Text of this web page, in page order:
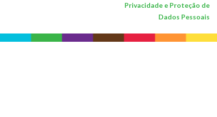
Privacidade e Proteção de
Dados Pessoais